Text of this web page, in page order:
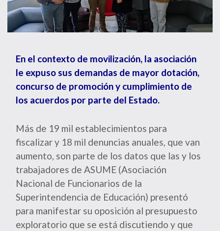
En el contexto de movilización, la asociación
le expuso sus demandas de mayor dotación,
concurso de promoción y cumplimiento de
los acuerdos por parte del Estado.
Más de 19 mil establecimientos para
fiscalizar y 18 mil denuncias anuales, que van
aumento, son parte de los datos que las y los
trabajadores de ASUME (Asociación
Nacional de Funcionarios de la
Superintendencia de Educación) presentó
para manifestar su oposición al presupuesto
exploratorio que se está discutiendo y que